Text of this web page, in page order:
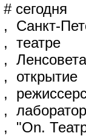
# сегодня
, Санкт-
, театре
, Ленсовета
, открытие
,
,
, "On.